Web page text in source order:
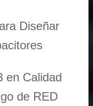
Diseñar
en Calidad
de RED